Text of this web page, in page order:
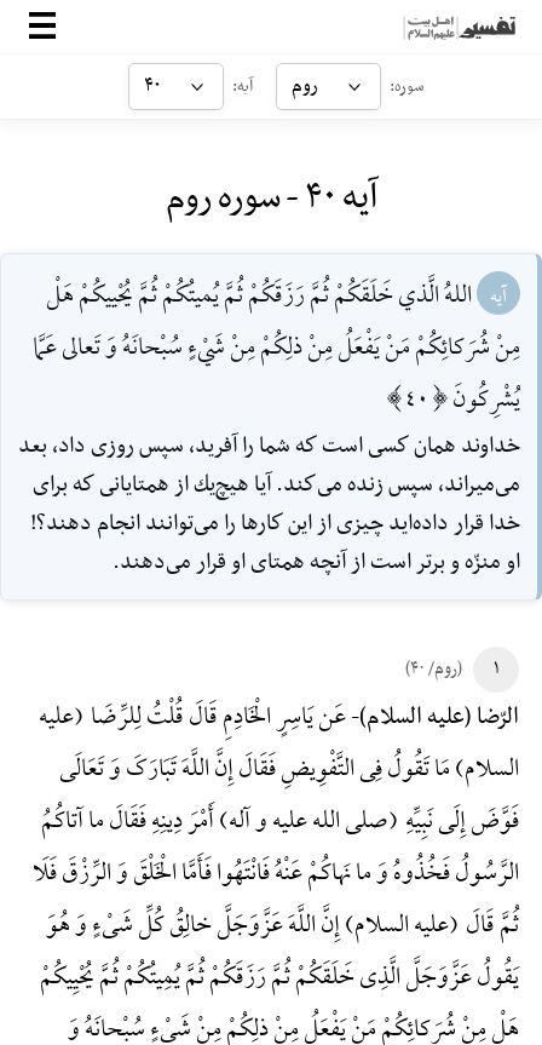
صفحه‌اصلی
سوره: روم آیه: ۴۰
آیه ۴۰ - سوره روم
آیه اللهُ الَّذي خَلَقَكُمْ ثُمَّ رَزَقَكُمْ ثُمَّ يُميتُكُمْ ثُمَّ يُحْييكُمْ هَلْ
مِنْ شُرَكائِكُمْ مَنْ يَفْعَلُ مِنْ ذلِكُمْ مِنْ شَيْ‌ءٍ سُبْحانَهُ وَ تَعالى عَمَّا
يُشْرِكُونَ [40]
خداوند همان كسى است كه شما را آفريد، سپس روزى داد، بعد
مى‌ميراند، سپس زنده مى‌كند. آيا هيچ‌يك از همتايانى كه براى
خدا قرار داده‌ايد چيزى از اين كارها را مى‌توانند انجام دهند؟!
او منزّه و برتر است از آنچه همتاى او قرار مى‌دهند.
۱ (روم/ ۴۰)
الرّضا (علیه السلام)-عَن یَاسِرٍ الْخَادِمِ قَالَ قُلْتُ لِلرِّضَا (علیه
السلام) مَا تَقُولُ فِی التَّفْوِیضِ فَقَالَ إِنَّ اللَّهَ تَبَارَکَ وَ تَعَالَی
فَوَّضَ إِلَی نَبِیِّهِ (صلی الله علیه و آله) أَمْرَ دِینِهِ فَقَالَ ما آتاکُمُ
الرَّسُولُ فَخُذُوهُ وَ ما نَهاکُمْ عَنْهُ فَانْتَهُوا فَأَمَّا الْخَلْقَ وَ الرِّزْقَ فَلَا
ثُمَّ قَالَ (علیه السلام) إِنَّ اللَّهَ عَزَّوَجَلَّ خالِقُ کُلِّ شَیْءٍ وَ هُوَ
یَقُولُ عَزَّوَجَلَّ الَّذِی خَلَقَکُمْ ثُمَّ رَزَقَکُمْ ثُمَّ یُمِیتُکُمْ ثُمَّ یُحْیِیکُمْ
هَلْ مِنْ شُرَکائِکُمْ مَنْ یَفْعَلُ مِنْ ذلِکُمْ مِنْ شَیْءٍ سُبْحانَهُ وَ